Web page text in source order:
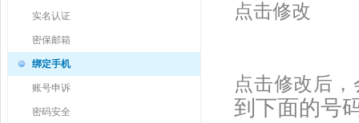
直播问题
礼物问题
红包大作战
官方客服10000咨询方式
实名认证
密保邮箱
绑定手机
账号申诉
密码安全
点击修改
点击修改后
到下面的号